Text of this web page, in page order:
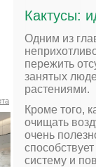
Кактусы:
Одним из
пережить
занятых
растениями.
Кроме того,
очищать
очень
систему и